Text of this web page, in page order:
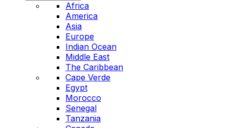
Africa
America
Asia
Europe
Indian Ocean
Middle East
The Caribbean
Cape Verde
Egypt
Morocco
Senegal
Tanzania